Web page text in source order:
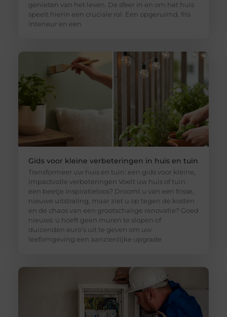
genieten van het leven. De sfeer in en om het huis
speelt hierin een cruciale rol. Een opgeruimd, fris
interieur en een
Gids voor kleine verbeteringen in huis en tuin
Transformeer uw huis en tuin: een gids voor kleine,
impactvolle verbeteringen Voelt uw huis of tuin
een beetje inspiratieloos? Droomt u van een frisse,
nieuwe uitstraling, maar ziet u op tegen de kosten
en de chaos van een grootschalige renovatie? Goed
nieuws: u hoeft geen muren te slopen of
duizenden euro’s uit te geven om uw
leefomgeving een aanzienlijke upgrade